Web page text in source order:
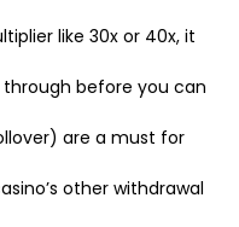
like 30x or 40x, it
before you can
are a must for
other withdrawal